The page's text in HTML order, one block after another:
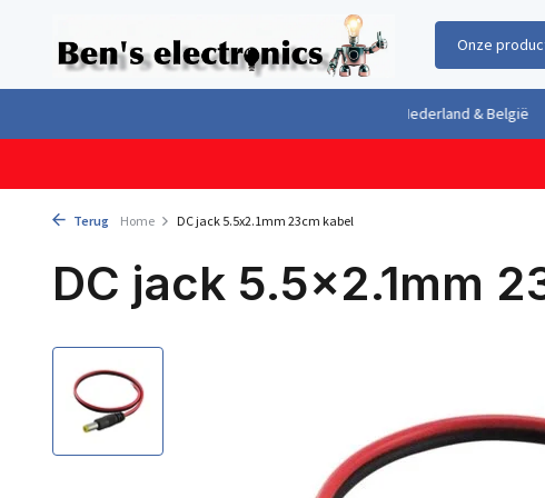
Onze
Geleverd uit
Terug Home DC jack 5.5x2.1mm 23cm kabel
DC jack 5.5x2.1mm